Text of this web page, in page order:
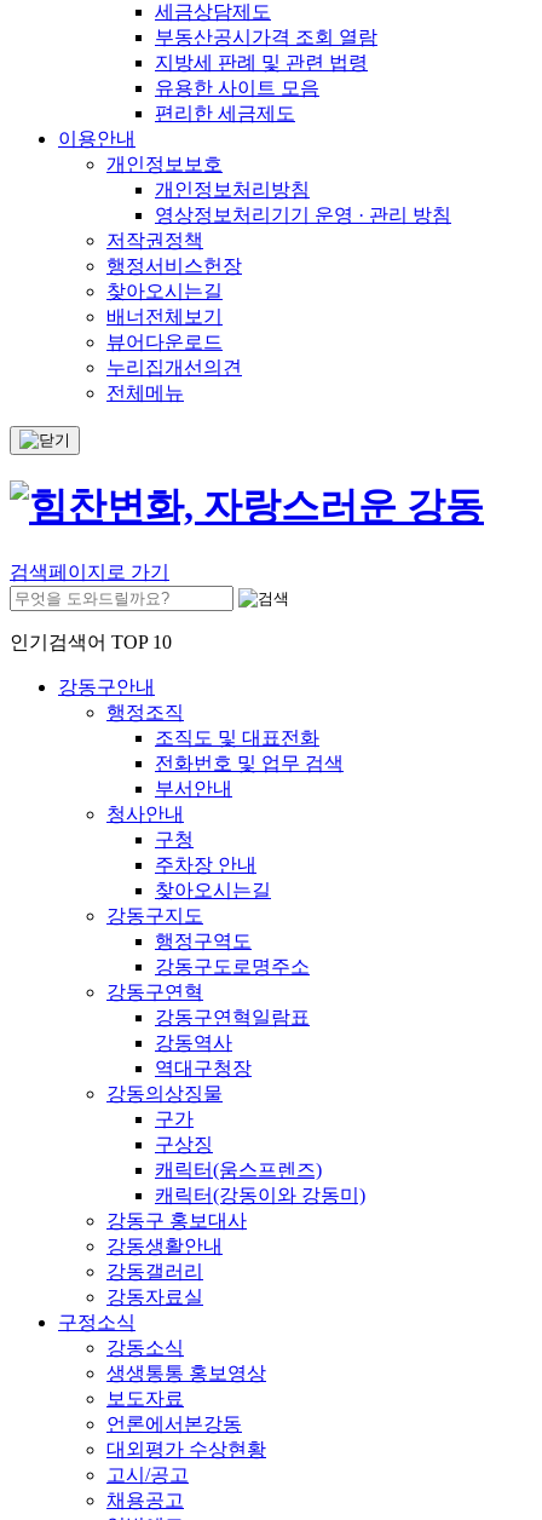
세금상담제도
부동산공시가격 조회 열람
지방세 판례 및 관련 법령
유용한 사이트 모음
편리한 세금제도
이용안내
개인정보보호
개인정보처리방침
영상정보처리기기 운영 · 관리 방침
저작권정책
행정서비스헌장
찾아오시는길
배너전체보기
뷰어다운로드
누리집개선의견
전체메뉴
검색페이지로 가기
인기검색어 TOP 10
강동구안내
행정조직
조직도 및 대표전화
전화번호 및 업무 검색
부서안내
청사안내
구청
주차장 안내
찾아오시는길
강동구지도
행정구역도
강동구도로명주소
강동구연혁
강동구연혁일람표
강동역사
역대구청장
강동의상징물
구가
구상징
캐릭터(움스프렌즈)
캐릭터(강동이와 강동미)
강동구 홍보대사
강동생활안내
강동갤러리
강동자료실
구정소식
강동소식
생생통통 홍보영상
보도자료
언론에서본강동
대외평가 수상현황
고시/공고
채용공고